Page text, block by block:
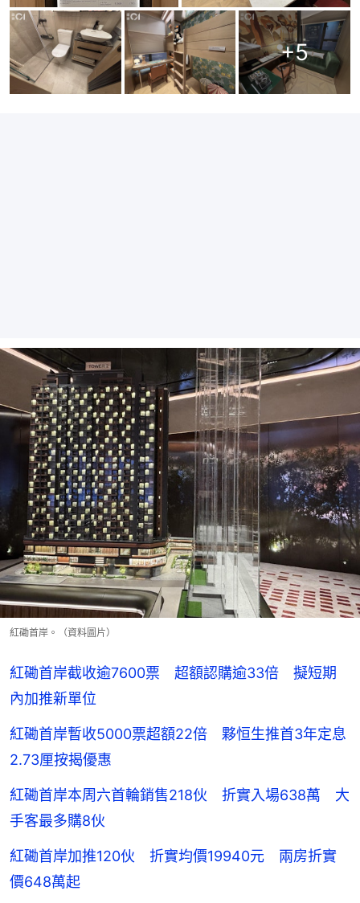
+5
紅磡首岸。（資料圖片）
紅磡首岸截收逾7600票 超額認購逾33倍 擬短期
內加推新單位
紅磡首岸暫收5000票超額22倍 夥恒生推首3年定息
2.73厘按揭優惠
紅磡首岸本周六首輪銷售218伙 折實入場638萬 大
手客最多購8伙
紅磡首岸加推120伙 折實均價19940元 兩房折實
價648萬起